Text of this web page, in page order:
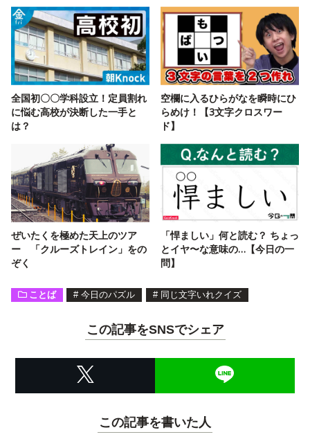
全国初〇〇学科設立！定員割れ
に悩む高校が決断した一手と
は？
空欄に入るひらがなを瞬時にひ
らめけ！【3文字クロスワー
ド】
ぜいたくを極めた天上のツア
ー 「クルーズトレイン」をの
ぞく
「悍ましい」何と読む？ ちょっ
とイヤ〜な意味の…【今日の一
問】
ことば # 今日のパズル # 同じ文字いれクイズ
この記事をSNSでシェア
この記事を書いた人